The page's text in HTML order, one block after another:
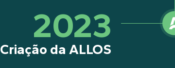
2023
Criação da ALLOS